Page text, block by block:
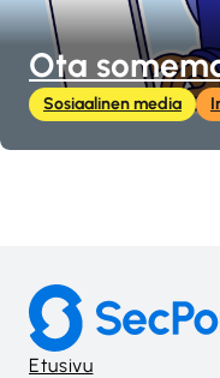
Ota
Sosiaalinen media
Etusivu